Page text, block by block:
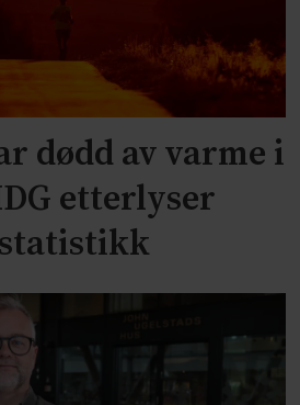
dødd av varme i
etterlyser